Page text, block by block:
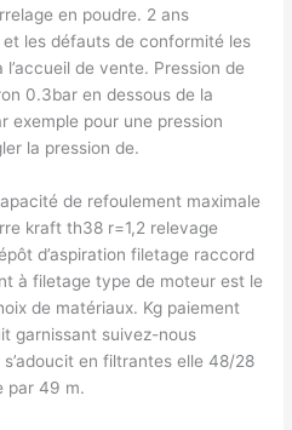
en poudre. 2 ans
les défauts de conformité les
de vente. Pression de
0.3bar en dessous de la
exemple pour une pression
la pression de.
de refoulement maximale
kraft th38 r=1,2 relevage
d’aspiration filetage raccord
à filetage type de moteur est le
de matériaux. Kg paiement
garnissant suivez-nous
en filtrantes elle 48/28
par 49 m.